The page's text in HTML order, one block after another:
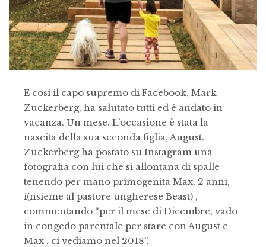
E così il capo supremo di Facebook, Mark
Zuckerberg, ha salutato tutti ed è andato in
vacanza. Un mese. L’occasione è stata la
nascita della sua seconda figlia, August.
Zuckerberg ha postato su Instagram una
fotografia con lui che si allontana di spalle
tenendo per mano primogenita Max, 2 anni,
i(nsieme al pastore ungherese Beast) ,
commentando “per il mese di Dicembre, vado
in congedo parentale per stare con August e
Max , ci vediamo nel 2018”.